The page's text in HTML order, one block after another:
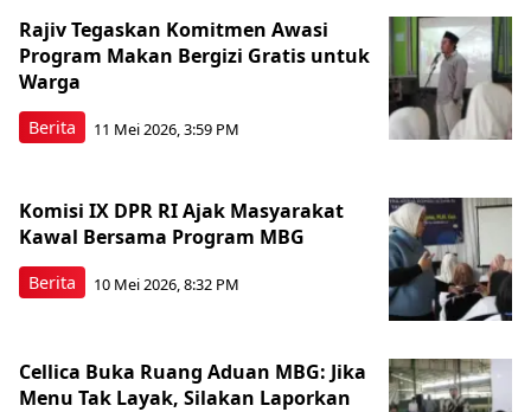
Berita
Rajiv Tegaskan Komitmen Awasi
Program Makan Bergizi Gratis untuk
Warga
11 Mei 2026, 3:59 PM
Berita
Komisi IX DPR RI Ajak Masyarakat
Kawal Bersama Program MBG
10 Mei 2026, 8:32 PM
Cellica Buka Ruang Aduan MBG: Jika
Menu Tak Layak, Silakan Laporkan